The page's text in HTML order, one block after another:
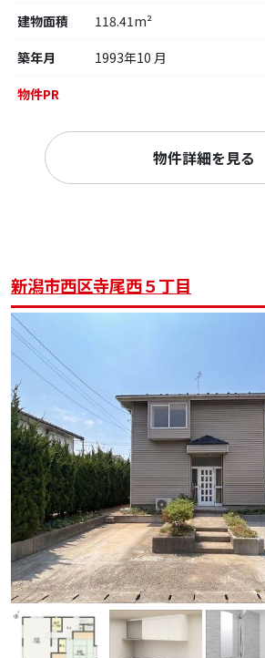
建物面積
118.41m²
築年月
1993年10 月
物件PR
物件詳細を見る
新潟市西区寺尾西５丁目